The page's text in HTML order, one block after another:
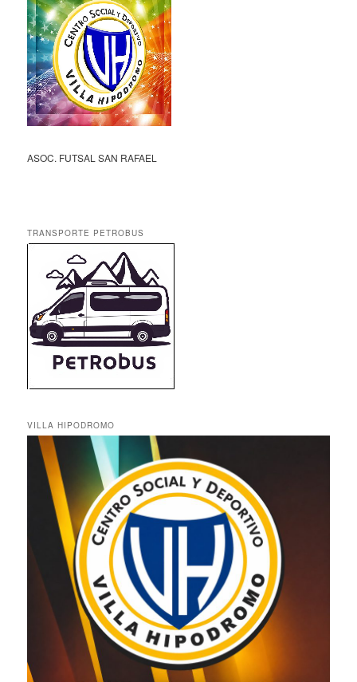
ASOC. FUTSAL SAN RAFAEL
TRANSPORTE PETROBUS
VILLA HIPODROMO